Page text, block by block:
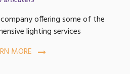
offering some of the
lighting services
MORE